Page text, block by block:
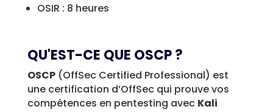
OSIR : 8 heures
QU'EST-CE QUE OSCP ?
OSCP(OffSec Certified Professional) est
une certification d’OffSec qui prouve vos
compétences en pentesting avec Kali